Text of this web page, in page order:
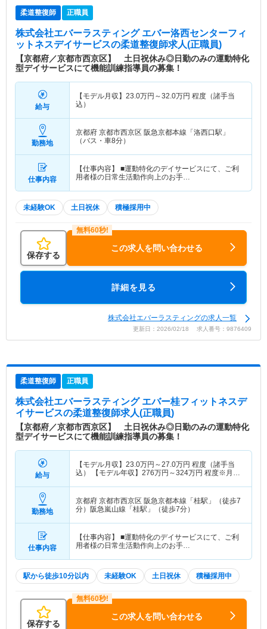
柔道整復師 正職員
株式会社エバーラスティング エバー洛西センターフィ
ットネスデイサービスの柔道整復師求人(正職員)
【京都府／京都市西京区】 土日祝休み◎日勤のみの運動特化
型デイサービスにて機能訓練指導員の募集！
給与
【モデル月収】 23.0万円～32.0万円 程度（諸手当
込）
勤務地
京都府 京都市西京区 阪急京都本線「洛西口駅」
（バス・車8分）
仕事内容
【仕事内容】 ■運動特化のデイサービスにて、ご利
用者様の日常生活動作向上のお手…
未経験OK 土日祝休 積極採用中
保存する
この求人を問い合わせる
詳細を見る
株式会社エバーラスティングの求人一覧
更新日：2026/02/18 求人番号：9876409
柔道整復師 正職員
株式会社エバーラスティング エバー桂フィットネスデ
イサービスの柔道整復師求人(正職員)
【京都府／京都市西京区】 土日祝休み◎日勤のみの運動特化
型デイサービスにて機能訓練指導員の募集！
給与
【モデル月収】 23.0万円～27.0万円 程度（諸手当
込） 【モデル年収】 276万円～324万円 程度※月収
勤務地
京都府 京都市西京区 阪急京都本線「桂駅」（徒歩7
分）阪急嵐山線「桂駅」（徒歩7分）
仕事内容
【仕事内容】 ■運動特化のデイサービスにて、ご利
用者様の日常生活動作向上のお手…
駅から徒歩10分以内 未経験OK 土日祝休 積極採用中
保存する
この求人を問い合わせる